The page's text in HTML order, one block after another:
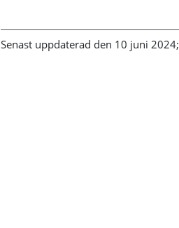
Senast uppdaterad den 10 juni 2024;